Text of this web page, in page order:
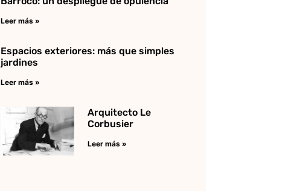
Leer más »
Espacios exteriores: más que simples
jardines
Leer más »
Arquitecto Le
Corbusier
Leer más »